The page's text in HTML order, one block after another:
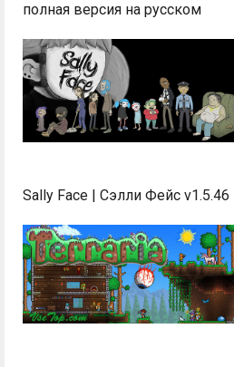
полная версия на русском
Sally Face | Сэлли Фейс v1.5.46